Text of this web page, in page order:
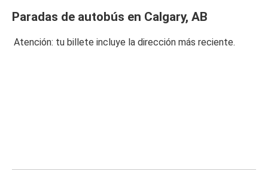
Paradas de autobús en Calgary, AB
Atención: tu billete incluye la dirección más reciente.